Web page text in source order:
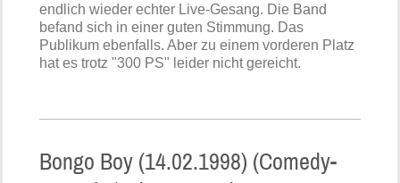
endlich wieder echter Live-Gesang. Die Band
befand sich in einer guten Stimmung. Das
Publikum ebenfalls. Aber zu einem vorderen Platz
hat es trotz "300 PS" leider nicht gereicht.
Bongo Boy (14.02.1998) (Comedy-